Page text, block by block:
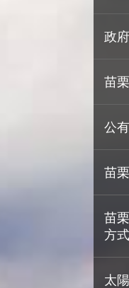
政
苗
公
苗
苗
方式
太